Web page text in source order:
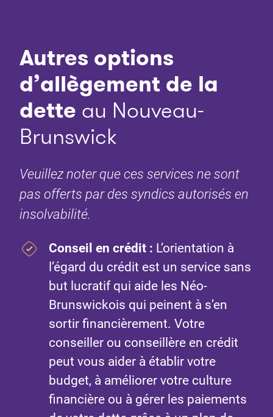
Autres options
d’allègement de la
dette au Nouveau-
Brunswick
Veuillez noter que ces services ne sont
pas offerts par des syndics autorisés en
insolvabilité.
Conseil en crédit : L’orientation à
l’égard du crédit est un service sans
but lucratif qui aide les Néo-
Brunswickois qui peinent à s’en
sortir financièrement. Votre
conseiller ou conseillère en crédit
peut vous aider à établir votre
budget, à améliorer votre culture
financière ou à gérer les paiements